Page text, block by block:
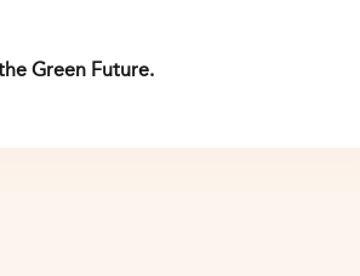
Green Future.